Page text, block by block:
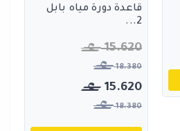
قاعدة دورة مياه بابل
2...
15.620
18.380
15.620
18.380